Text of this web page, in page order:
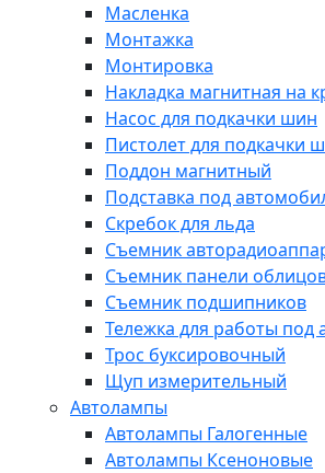
Масленка
Монтажка
Монтировка
Накладка магнитная на
Насос для подкачки шин
Пистолет для подкачки
Поддон магнитный
Подставка под
Скребок для льда
Съемник
Съемник панели
Съемник подшипников
Тележка для работы под
Трос буксировочный
Щуп измерительный
Автолампы
Автолампы Галогенные
Автолампы Ксеноновые